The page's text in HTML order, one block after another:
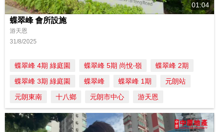
01:04
蝶翠峰 會所設施
游天恩
31/8/2025
蝶翠峰 4期 綠庭園 蝶翠峰 5期 尚悅‧嶺
蝶翠峰 2期
蝶翠峰 3期 綠庭園
蝶翠峰 蝶翠峰 1期
元朗站
元朗東南
十八鄉 元朗市中心 游天恩